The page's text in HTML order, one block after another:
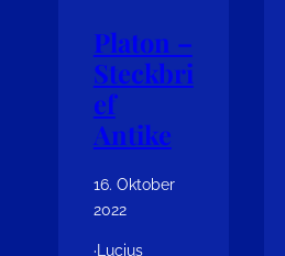
Platon –
Steckbri
ef
Antike
16. Oktober
2022
·Lucius